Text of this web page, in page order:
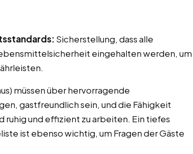
Sicherstellung, dass alle
eingehalten werden, um
müssen über hervorragende
gastfreundlich sein, und die Fähigkeit
und effizient zu arbeiten. Ein tiefes
ist ebenso wichtig, um Fragen der Gäste